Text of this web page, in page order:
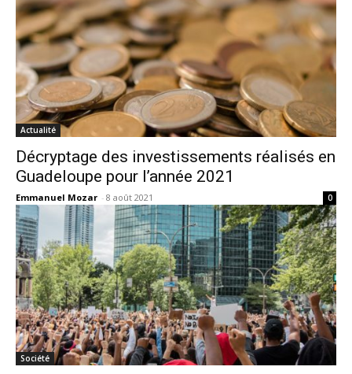
Actualité
Décryptage des investissements réalisés en
Guadeloupe pour l’année 2021
Emmanuel Mozar - 8 août 2021 0
Société